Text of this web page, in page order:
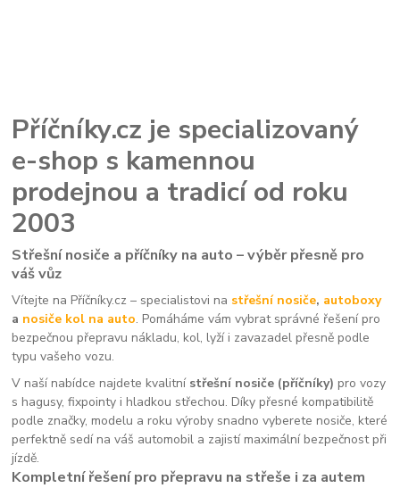
Příčníky.cz je specializovaný
e-shop s kamennou
prodejnou a tradicí od roku
2003
Střešní nosiče a příčníky na auto – výběr přesně pro
váš vůz
Vítejte na Příčníky.cz – specialistovi na střešní nosiče, autoboxy
a nosiče kol na auto. Pomáháme vám vybrat správné řešení pro
bezpečnou přepravu nákladu, kol, lyží i zavazadel přesně podle
typu vašeho vozu.
V naší nabídce najdete kvalitní střešní nosiče (příčníky) pro vozy
s hagusy, fixpointy i hladkou střechou. Díky přesné kompatibilitě
podle značky, modelu a roku výroby snadno vyberete nosiče, které
perfektně sedí na váš automobil a zajistí maximální bezpečnost při
jízdě.
Kompletní řešení pro přepravu na střeše i za autem